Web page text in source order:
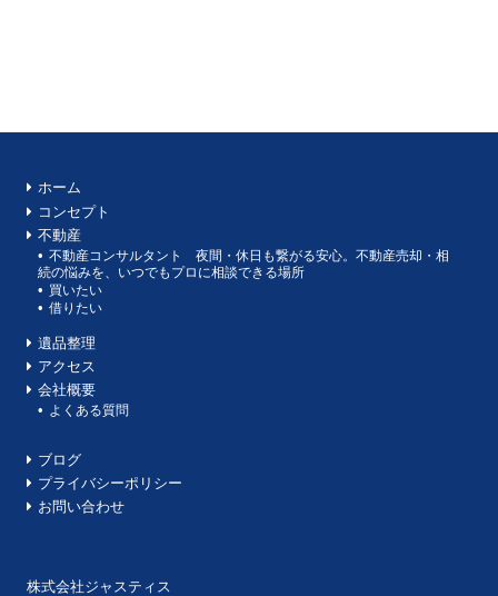
ホーム
コンセプト
不動産
不動産コンサルタント 夜間・休日も繋がる安心。不動産売却・相
続の悩みを、いつでもプロに相談できる場所
買いたい
借りたい
遺品整理
アクセス
会社概要
よくある質問
ブログ
プライバシーポリシー
お問い合わせ
株式会社ジャスティス